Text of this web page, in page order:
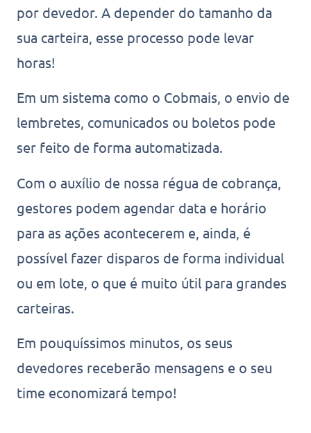
por devedor. A depender do tamanho da
sua carteira, esse processo pode levar
horas!
Em um sistema como o Cobmais, o envio de
lembretes, comunicados ou boletos pode
ser feito de forma automatizada.
Com o auxílio de nossa régua de cobrança,
gestores podem agendar data e horário
para as ações acontecerem e, ainda, é
possível fazer disparos de forma individual
ou em lote, o que é muito útil para grandes
carteiras.
Em pouquíssimos minutos, os seus
devedores receberão mensagens e o seu
time economizará tempo!